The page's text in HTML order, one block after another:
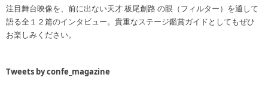
注目舞台映像を、前に出ない天才 板尾創路 の眼（フィルター）を通して
語る全１２篇のインタビュー。貴重なステージ鑑賞ガイドとしてもぜひ
お楽しみください。
Tweets by confe_magazine